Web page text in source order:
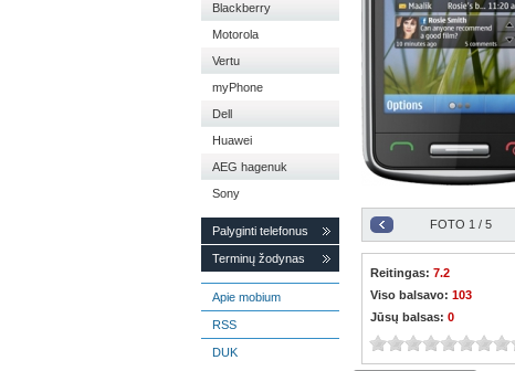
Blackberry
Motorola
Vertu
myPhone
Dell
Huawei
AEG hagenuk
Sony
Palyginti telefonus
Terminų žodynas
Apie mobium
RSS
DUK
FOTO 1 / 5
Reitingas: 7.2
Viso balsavo: 103
Jūsų balsas: 0